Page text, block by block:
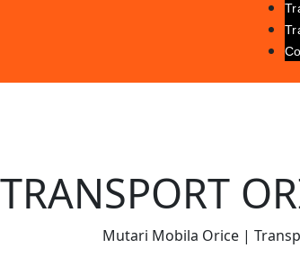
TRANSPORT
Mutari Mobila Orice |